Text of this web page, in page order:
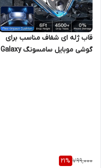
قاب ژله ای شفاف مناسب برای
گوشی موبایل سامسونگ Galaxy
799,000
21%